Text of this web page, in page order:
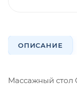
ОПИСАНИЕ
Массажный стол